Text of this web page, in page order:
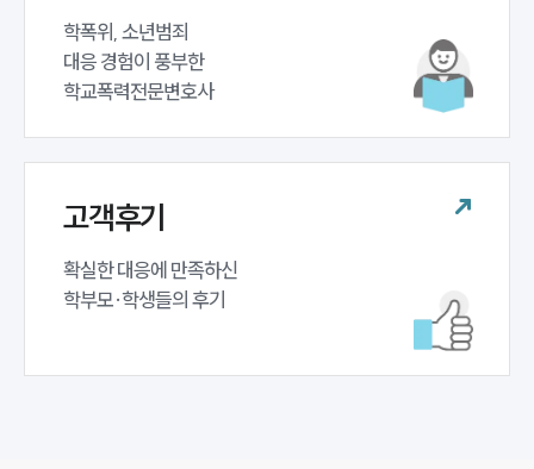
학폭위, 소년범죄
대응 경험이 풍부한
학교폭력전문변호사
고객후기
확실한 대응에 만족하신
학부모·학생들의 후기